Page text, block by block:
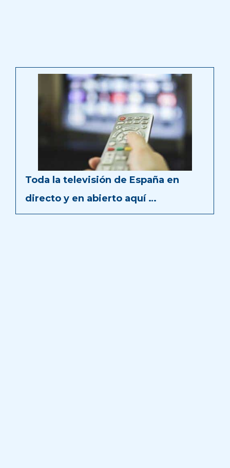
Toda la televisión de España en
directo y en abierto aquí …